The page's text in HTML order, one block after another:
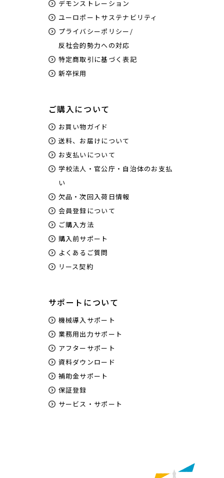
デモンストレーション
ユーロポートサステナビリティ
プライバシーポリシー/
反社会的勢力への対応
特定商取引に基づく表記
新卒採用
ご購入について
お買い物ガイド
送料、お届けについて
お支払いについて
学校法人・官公庁・自治体のお支払
い
欠品・次回入荷日情報
会員登録について
ご購入方法
購入前サポート
よくあるご質問
リース契約
サポートについて
機械導入サポート
業務用出力サポート
アフターサポート
資料ダウンロード
補助金サポート
保証登録
サービス・サポート